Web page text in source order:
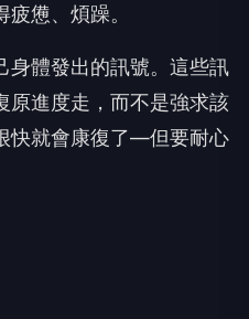
憊、煩躁。
身體發出的訊號。這些訊
原進度走，而不是強求該
快就會康復了—但要耐心